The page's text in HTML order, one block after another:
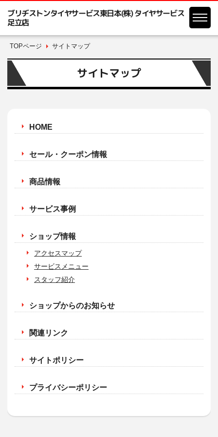
ブリヂストンタイヤサービス東日本(株) タイヤサービス
足立店
TOPページ サイトマップ
サイトマップ
HOME
セール・クーポン情報
商品情報
サービス事例
ショップ情報
アクセスマップ
サービスメニュー
スタッフ紹介
ショップからのお知らせ
関連リンク
サイトポリシー
プライバシーポリシー